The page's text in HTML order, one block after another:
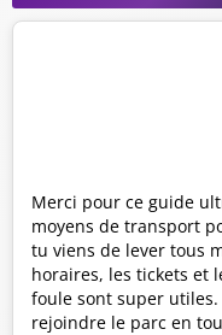
Merci pour ce guide
moyens de transport
tu viens de lever tous
horaires, les tickets et
foule sont super utiles.
rejoindre le parc en